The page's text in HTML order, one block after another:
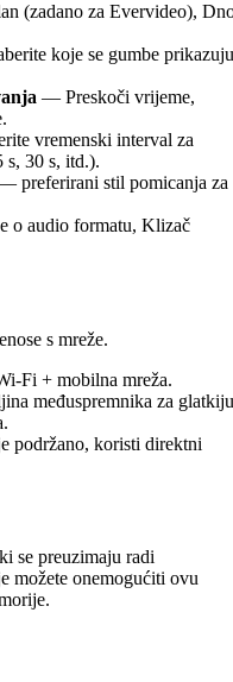
(zadano za Evervideo),
koje se gumbe prikazuju
— Preskoči vrijeme,
vremenski interval za
s, 30 s, itd.).
preferirani stil pomicanja za
o audio formatu, Klizač
s mreže.
Fi + mobilna mreža.
međuspremnika za glatkiju
podržano, koristi direktni
se preuzimaju radi
možete onemogućiti ovu